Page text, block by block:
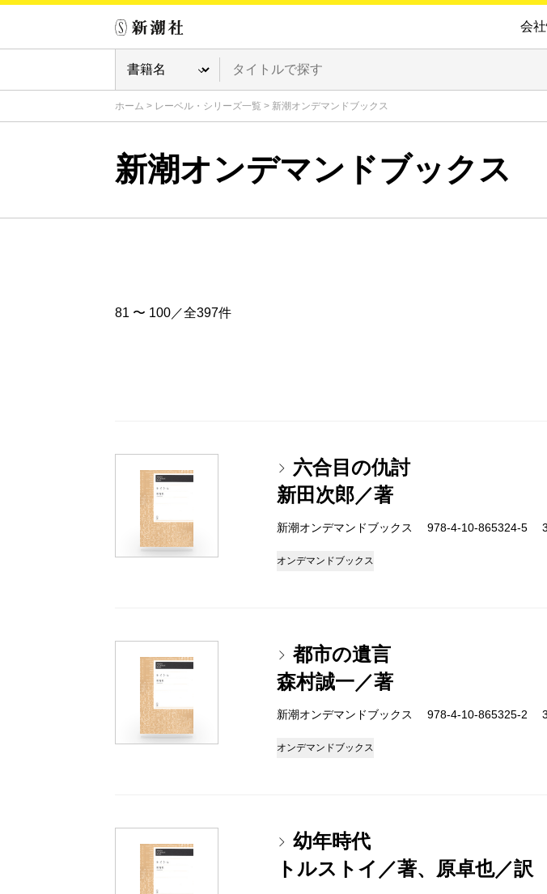
会
ホーム > レーベル・シリーズ一覧 > 新潮オンデマンドブックス
新潮オンデマンドブックス
81 〜 100／全397件
六合目の仇討
新田次郎／著
新潮オンデマンドブックス 978-4-10-865324-5
オンデマンドブックス
都市の遺言
森村誠一／著
新潮オンデマンドブックス 978-4-10-865325-2
オンデマンドブックス
幼年時代
トルストイ／著、原卓也／訳